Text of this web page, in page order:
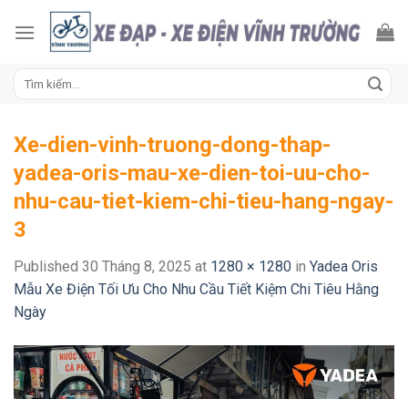
Xe-dien-vinh-truong-dong-thap-
yadea-oris-mau-xe-dien-toi-uu-cho-
nhu-cau-tiet-kiem-chi-tieu-hang-ngay-
3
Published 30 Tháng 8, 2025 at 1280 × 1280 in Yadea Oris
Mẫu Xe Điện Tối Ưu Cho Nhu Cầu Tiết Kiệm Chi Tiêu Hằng
Ngày